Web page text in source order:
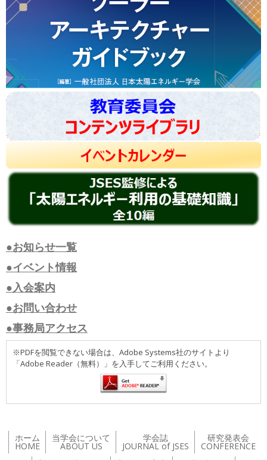
●お知らせ一覧
●イベント情報
●入会案内
●お問い合わせ
●事務局アクセス
※PDFを閲覧できない場合は、Adobe Systems社のサイトより
「Adobe Reader（無料）」を入手してご利用ください。
ホーム
HOME
当学会について
ABOUT US
学会誌
JOURNAL of JSES
研究発表会
CONFERENCE